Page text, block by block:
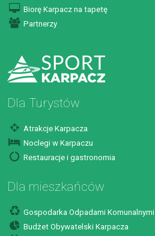
Biorę Karpacz na tapetę
Partnerzy
Dla Turystów
Atrakcje Karpacza
Noclegi w Karpaczu
Restauracje i gastronomia
Dla mieszkańców
Gospodarka Odpadami Komunalnymi
Budżet Obywatelski Karpacza